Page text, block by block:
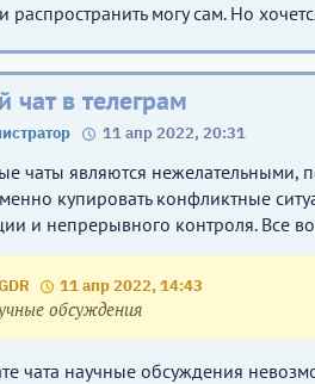
распространить могу сам. Но
чат в телеграм
11 апр 2022, 20:31
чаты являются нежелательными,
купировать конфликтные
и непрерывного контроля. Все
11 апр 2022, 14:43
обсуждения
чата научные обсуждения